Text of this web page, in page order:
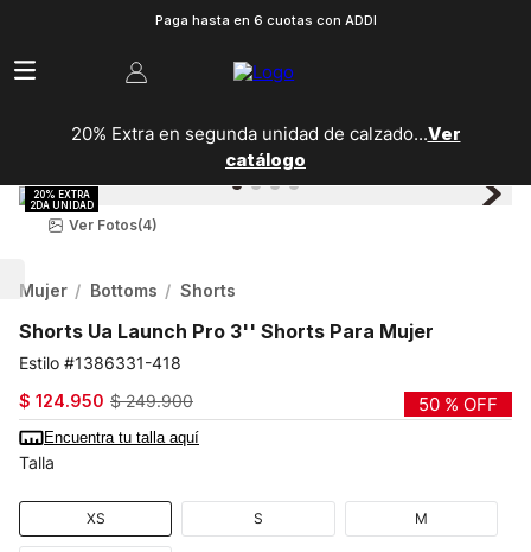
Paga hasta en 6 cuotas con ADDI
20% Extra en segunda unidad de calzado...Ver
catálogo
Ver Fotos(4)
Mujer Bottoms Shorts
Shorts Ua Launch Pro 3'' Shorts Para Mujer
1386331-418
$ 124.950 $ 249.900 50 % OFF
Encuentra tu talla aquí
Talla
XS S M